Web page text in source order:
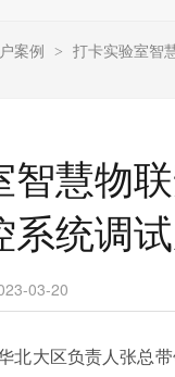
案例 > 打卡实验室智
智慧物
系统调
03-20
大区负责人张总带